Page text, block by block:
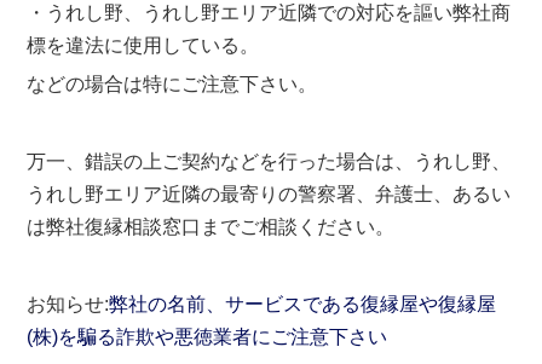
・うれし野、うれし野エリア近隣での対応を謳い弊社商
標を違法に使用している。
などの場合は特にご注意下さい。
万一、錯誤の上ご契約などを行った場合は、うれし野、
うれし野エリア近隣の最寄りの警察署、弁護士、あるい
は弊社復縁相談窓口までご相談ください。
お知らせ:弊社の名前、サービスである復縁屋や復縁屋
(株)を騙る詐欺や悪徳業者にご注意下さい